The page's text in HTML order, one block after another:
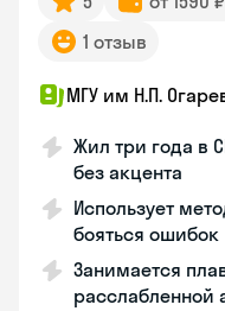
1 отзыв
МГУ им Н.П.
Жил три года в
без акцента
Использует
бояться ошибок
Занимается
расслабленной